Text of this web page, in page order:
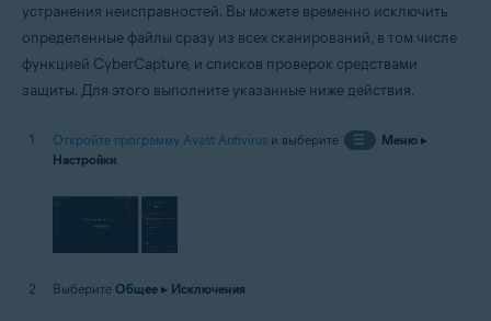
устранения неисправностей. Вы можете временно исключить
определенные файлы сразу из всех сканирований, в том числе
функцией CyberCapture, и списков проверок средствами
защиты. Для этого выполните указанные ниже действия.
Откройте программу Avast Antivirus и выберите ☰ Меню▸
Настройки
Выберите Общее ▸ Исключения.